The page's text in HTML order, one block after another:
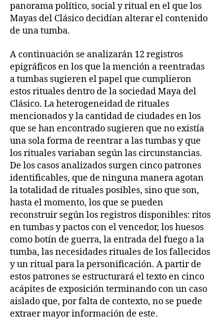
panorama político, social y ritual en el que los
Mayas del Clásico decidían alterar el contenido
de una tumba.
A continuación se analizarán 12 registros
epigráficos en los que la mención a reentradas
a tumbas sugieren el papel que cumplieron
estos rituales dentro de la sociedad Maya del
Clásico. La heterogeneidad de rituales
mencionados y la cantidad de ciudades en los
que se han encontrado sugieren que no existía
una sola forma de reentrar a las tumbas y que
los rituales variaban según las circunstancias.
De los casos analizados surgen cinco patrones
identificables, que de ninguna manera agotan
la totalidad de rituales posibles, sino que son,
hasta el momento, los que se pueden
reconstruir según los registros disponibles: ritos
en tumbas y pactos con el vencedor, los huesos
como botín de guerra, la entrada del fuego a la
tumba, las necesidades rituales de los fallecidos
y un ritual para la personificación. A partir de
estos patrones se estructurará el texto en cinco
acápites de exposición terminando con un caso
aislado que, por falta de contexto, no se puede
extraer mayor información de este.